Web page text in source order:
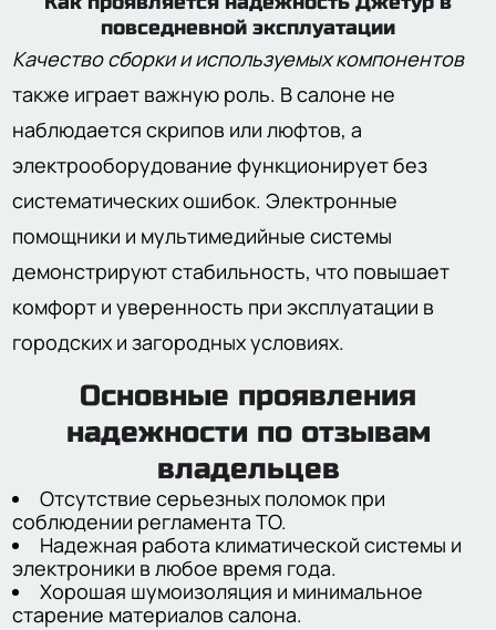
повседневной эксплуатации
Качество сборки и используемых компонентов
также играет важную роль. В салоне не
наблюдается скрипов или люфтов, а
электрооборудование функционирует без
систематических ошибок. Электронные
помощники и мультимедийные системы
демонстрируют стабильность, что повышает
комфорт и уверенность при эксплуатации в
городских и загородных условиях.
Основные проявления
надежности по отзывам
владельцев
Отсутствие серьезных поломок при
соблюдении регламента ТО.
Надежная работа климатической системы и
электроники в любое время года.
Хорошая шумоизоляция и минимальное
старение материалов салона.